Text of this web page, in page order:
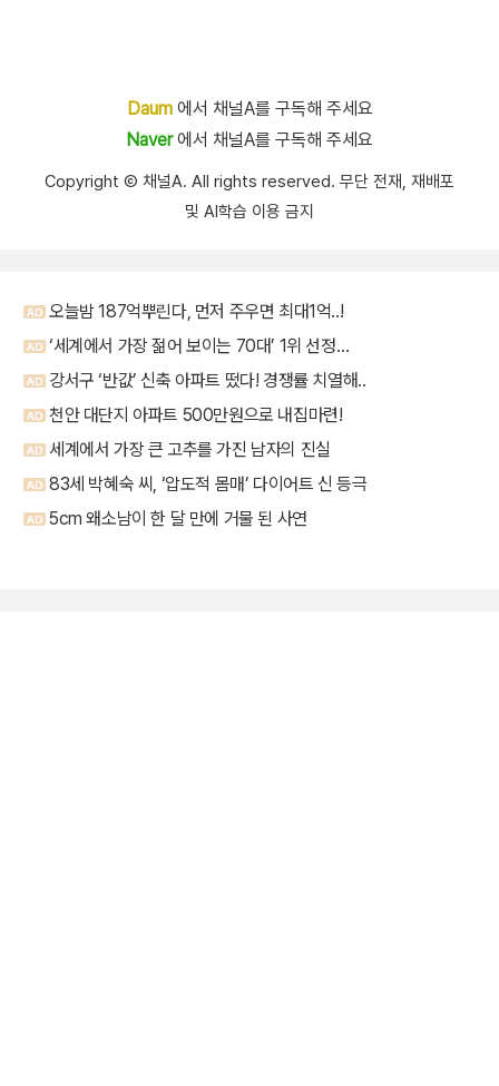
Daum에서 채널A를 구독해 주세요
Naver에서 채널A를 구독해 주세요
Copyright Ⓒ 채널A. All rights reserved. 무단 전재, 재배포
및 AI학습 이용 금지